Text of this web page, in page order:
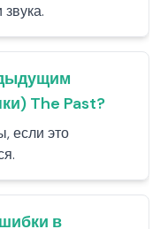
The Past?
если это
в